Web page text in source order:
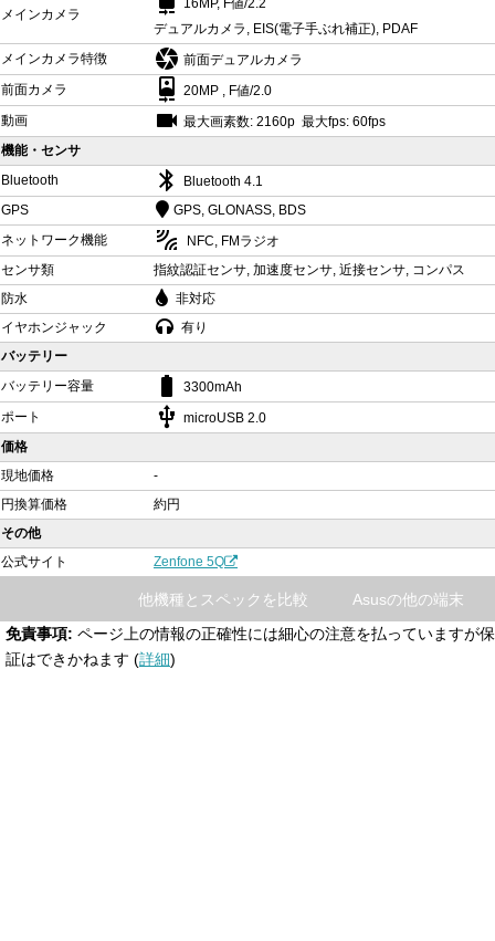
メインカメラ
16MP, F値/2.2
デュアルカメラ, EIS(電子手ぶれ補正), PDAF
メインカメラ特徴
camera 前面デュアルカメラ
前面カメラ
camera_front 20MP , F値/2.0
動画
videocam 最大画素数: 2160p 最大fps: 60fps
機能・センサ
Bluetooth
bluetooth
Bluetooth 4.1
GPS
GPS, GLONASS, BDS
ネットワーク機能
leak_add
NFC, FMラジオ
センサ類
指紋認証センサ, 加速度センサ, 近接センサ, コンパス
防水
非対応
イヤホンジャック
有り
バッテリー
バッテリー容量
battery_std
3300mAh
ポート
usb microUSB 2.0
価格
現地価格
-
円換算価格
約円
その他
公式サイト
Zenfone 5Q
Asusの他の端末
他機種とスペックを比較
免責事項: ページ上の情報の正確性には細心の注意を払っていますが保
証はできかねます (詳細)